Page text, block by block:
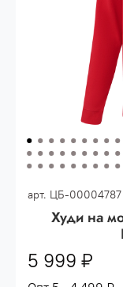
(38%) -
арт. ЦБ-00004787
Худи на
5 999 ₽